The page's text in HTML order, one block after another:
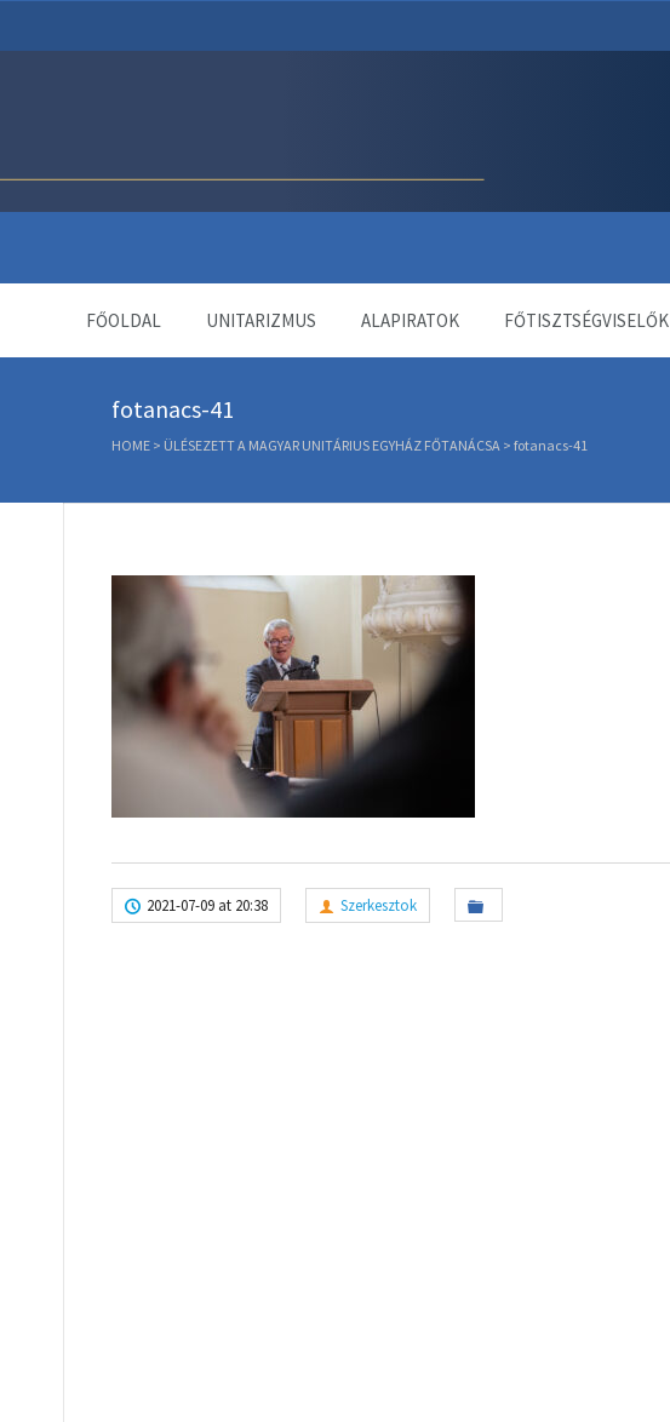
FŐOLDAL UNITARIZMUS ALAPIRATOK FŐTISZTSÉGVISELŐK
fotanacs-41
HOME > ÜLÉSEZETT A MAGYAR UNITÁRIUS EGYHÁZ FŐTANÁCSA > fotanacs-41
2021-07-09 at 20:38 Szerkesztok